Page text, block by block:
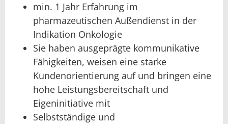
min. 1 Jahr Erfahrung im
pharmazeutischen Außendienst in der
Indikation Onkologie
Sie haben ausgeprägte kommunikative
Fähigkeiten, weisen eine starke
Kundenorientierung auf und bringen eine
hohe Leistungsbereitschaft und
Eigeninitiative mit
Selbstständige und